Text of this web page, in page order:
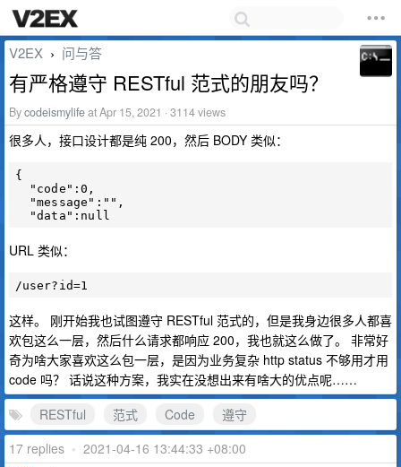
V2EX › 问与答
有严格遵守 RESTful 范式的朋友吗？
Bycodeismylifeat Apr 15, 2021 · 3114 views
很多人，接口设计都是纯 200，然后 BODY 类似：
{
URL 类似：
这样。 刚开始我也试图遵守 RESTful 范式的，但是我身边很多人都喜
欢包这么一层，然后什么请求都响应 200，我也就这么做了。 非常好
奇为啥大家喜欢这么包一层，是因为业务复杂 http status 不够用才用
code 吗？ 话说这种方案，我实在没想出来有啥大的优点呢……
RESTful
范式 Code
遵守
17 replies • 2021-04-16 13:44:33 +08:00